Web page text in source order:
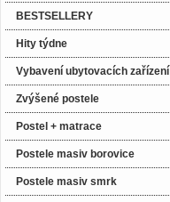
BESTSELLERY
Hity týdne
Vybavení ubytovacích zařízení
Zvýšené postele
Postel + matrace
Postele masiv borovice
Postele masiv smrk